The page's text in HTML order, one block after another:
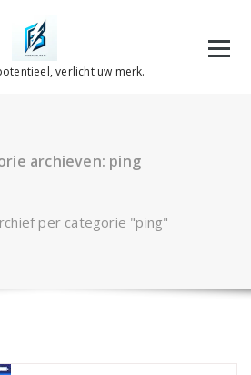
verlicht uw merk.
archieven: ping
per categorie "ping"